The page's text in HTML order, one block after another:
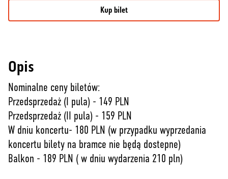
Kup bilet
Opis
Nominalne ceny biletów:
Przedsprzedaż (I pula) - 149 PLN
Przedsprzedaż (II pula) - 159 PLN
W dniu koncertu- 180 PLN (w przypadku wyprzedania
koncertu bilety na bramce nie będą dostepne)
Balkon - 189 PLN ( w dniu wydarzenia 210 pln)